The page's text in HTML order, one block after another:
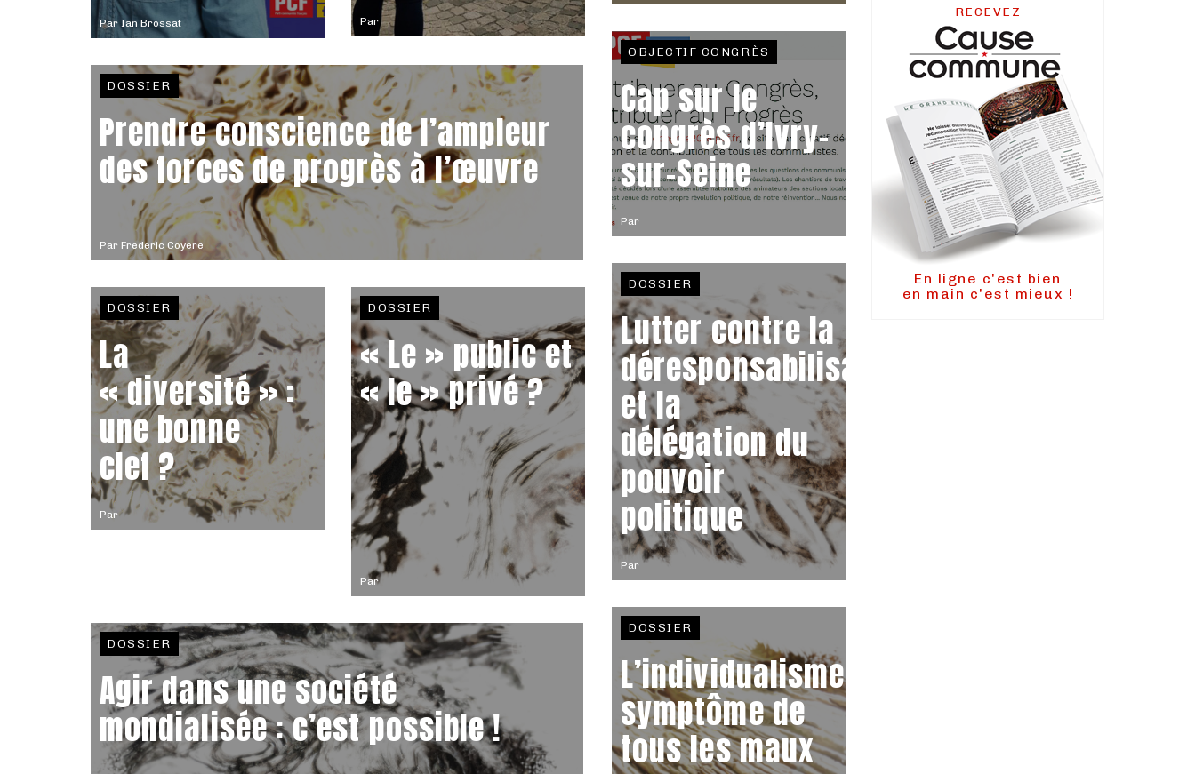
ParIan Brossat Par
Par
OBJECTIF CONGRÈS
Cap sur le
congrès d’Ivry-
sur-Seine
Par Frederic Coyere
DOSSIER
Prendre conscience de l’ampleur
des forces de progrès à l’œuvre
Par
DOSSIER
Lutter contre la
déresponsabilisation
et la
délégation du
pouvoir
politique
Par
DOSSIER
La
« diversité » :
une bonne
clef ?
Par
DOSSIER
« Le » public et
« le » privé ?
DOSSIER
Agir dans une société
mondialisée : c’est possible !
DOSSIER
L’individualisme :
symptôme de
tous les maux
RECEVEZ
En ligne c'est bien
en main c'est mieux !